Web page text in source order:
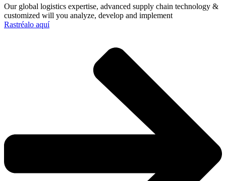
Our global logistics expertise, advanced supply chain technology &
customized will you analyze, develop and implement
Rastréalo aquí